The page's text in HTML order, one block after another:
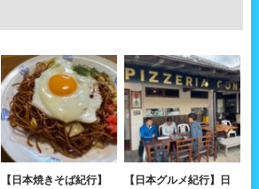
【日本焼きそば紀行】
【日本グルメ紀行】日